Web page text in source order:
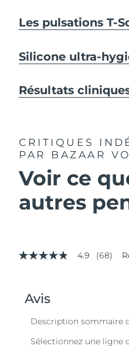
Les pulsations T-
Silicone ultra-
Résultats
CRITIQUES
PAR BAZAAR
Voir ce
autres
4.9
valeur
de
note
4.9 (68)